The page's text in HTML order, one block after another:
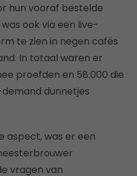
hun vooraf bestelde
ook via een live-
te zien in negen cafés
In totaal waren er
proefden en 58.000 die
dunnetjes
aspect, was er een
vragen van